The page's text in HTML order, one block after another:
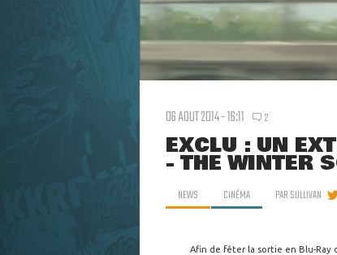
06 AOUT 2014 - 16:11 2
EXCLU : UN
- THE WINTER
NEWS CINÉMA PARSULLIVAN
Afin de fêter la sortie en Blu-Ray